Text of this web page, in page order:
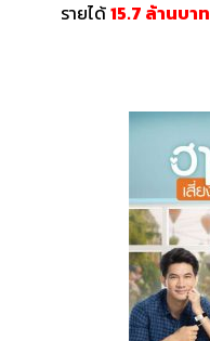
รายได้15.7 ล้านบาท